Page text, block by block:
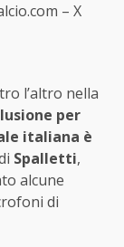
– X
l’altro nella
per
italiana è
Spalletti,
alcune
di